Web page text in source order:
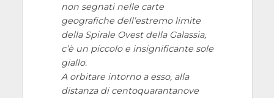
non segnati nelle carte
geografiche dell’estremo limite
della Spirale Ovest della Galassia,
c’è un piccolo e insignificante sole
giallo.
A orbitare intorno a esso, alla
distanza di centoquarantanove